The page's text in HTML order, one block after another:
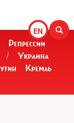
EN
Репрессии
/
Украина
Кремль